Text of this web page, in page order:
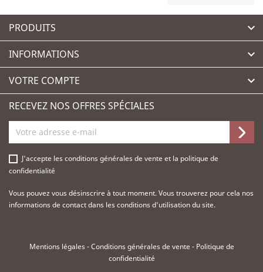
PRODUITS 
INFORMATIONS 
VOTRE COMPTE 
RECEVEZ NOS OFFRES SPÉCIALES
J'accepte lesconditions générales de vente et la politique de
confidentialité
Vous pouvez vous désinscrire à tout moment. Vous trouverez pour cela nos
informations de contact dans les conditions d'utilisation du site.
Mentions légales-Conditions générales de vente - Politique de
confidentialité